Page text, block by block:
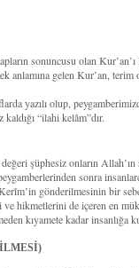
sonuncusu olan
anlamına gelen Kur’an,
yazılı olup,
“ilahi kelâm”dır.
şüphesiz onların
sonra
gönderilmesinin bir
hikmetlerini de içeren en
kıyamete kadar